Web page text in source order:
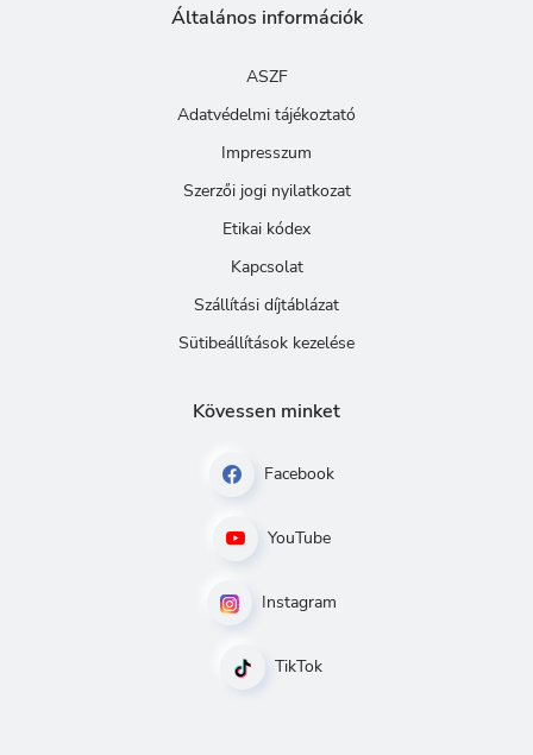
Általános információk
ASZF
Adatvédelmi tájékoztató
Impresszum
Szerzői jogi nyilatkozat
Etikai kódex
Kapcsolat
Szállítási díjtáblázat
Sütibeállítások kezelése
Kövessen minket
Facebook
YouTube
Instagram
TikTok